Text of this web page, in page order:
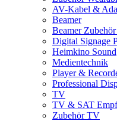
AV-Kabel &
Beamer
Beamer
Digital Signage
Heimkino Sound
Medientechnik
Player &
Professional
TV
TV & SAT
Zubehör TV